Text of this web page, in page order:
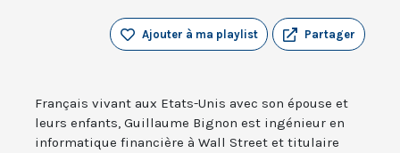
Partager
Ajouter à ma playlist
Français vivant aux Etats-Unis avec son épouse et
leurs enfants, Guillaume Bignon est ingénieur en
informatique financière à Wall Street et titulaire